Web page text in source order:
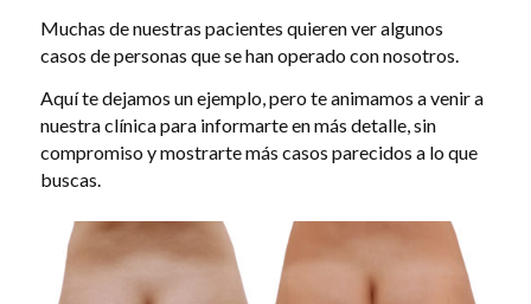
Muchas de nuestras pacientes quieren ver algunos
casos de personas que se han operado con nosotros.
Aquí te dejamos un ejemplo, pero te animamos a venir a
nuestra clínica para informarte en más detalle, sin
compromiso y mostrarte más casos parecidos a lo que
buscas.